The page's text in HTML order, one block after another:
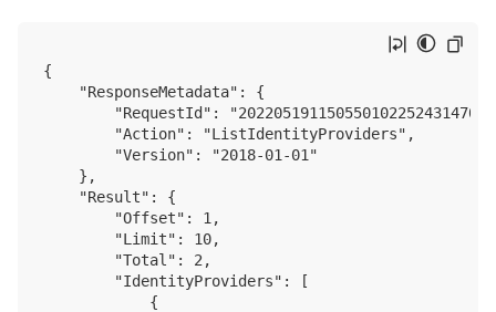
{
    "ResponseMetadata": {
"RequestId":
        "Action": "ListIdentityProviders",
        "Version": "2018-01-01"
    },
    "Result": {
        "Offset": 1,
        "Limit": 10,
        "Total": 2,
        "IdentityProviders": [
            {